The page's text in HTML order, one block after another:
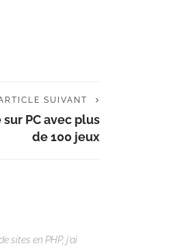
SUIVANT
PC avec plus
de 100 jeux
sites en PHP, j’ai